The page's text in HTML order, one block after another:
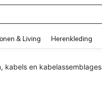
& Living Herenkleding
kabels en kabelassemblages